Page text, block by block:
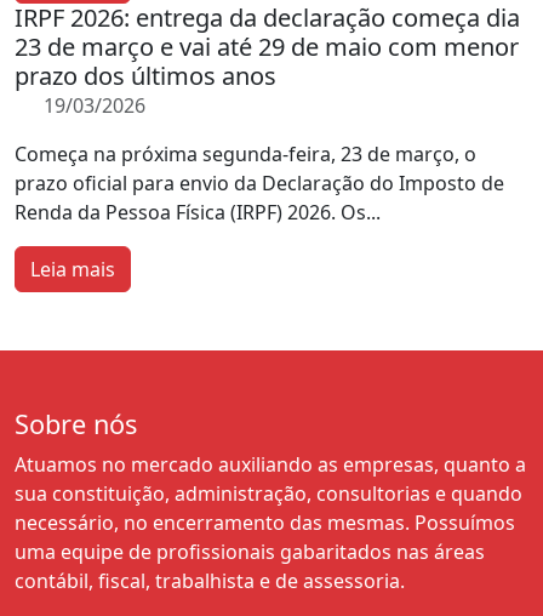
IRPF 2026: entrega da declaração começa dia
23 de março e vai até 29 de maio com menor
prazo dos últimos anos
19/03/2026
Começa na próxima segunda-feira, 23 de março, o
prazo oficial para envio da Declaração do Imposto de
Renda da Pessoa Física (IRPF) 2026. Os...
Leia mais
Sobre nós
Atuamos no mercado auxiliando as empresas, quanto a
sua constituição, administração, consultorias e quando
necessário, no encerramento das mesmas. Possuímos
uma equipe de profissionais gabaritados nas áreas
contábil, fiscal, trabalhista e de assessoria.